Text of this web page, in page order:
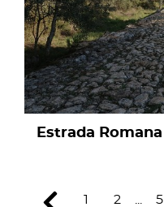
Estrada
1 2 5